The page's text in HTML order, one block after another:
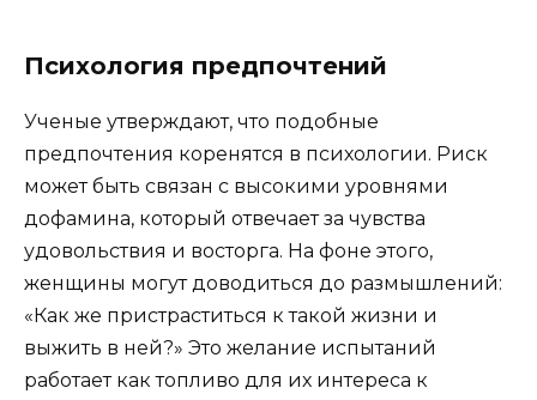
Психология предпочтений
Ученые утверждают, что подобные
предпочтения коренятся в психологии. Риск
может быть связан с высокими уровнями
дофамина, который отвечает за чувства
удовольствия и восторга. На фоне этого,
женщины могут доводиться до размышлений:
«Как же пристраститься к такой жизни и
выжить в ней?» Это желание испытаний
работает как топливо для их интереса к